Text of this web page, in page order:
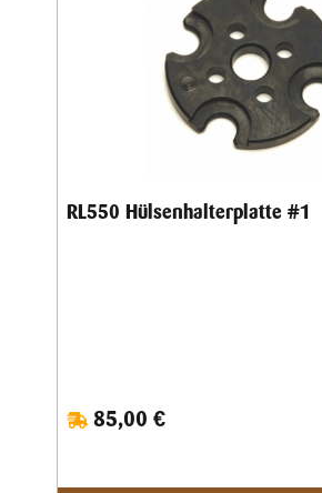
RL550 Hülsenhalterplatte #1
85,00 €